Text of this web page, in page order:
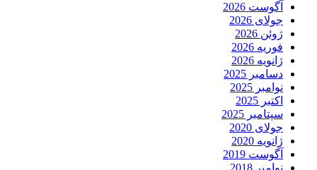
آگوست 2026
جولای 2026
ژوئن 2026
فوریه 2026
ژانویه 2026
دسامبر 2025
نوامبر 2025
اکتبر 2025
سپتامبر 2025
جولای 2020
ژانویه 2020
آگوست 2019